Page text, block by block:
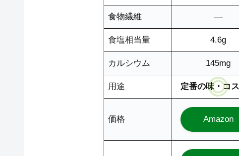
食物繊維 ―
食塩相当量 4.6g
カルシウム 145mg
用途 定番の味・コ
価格 Amazon